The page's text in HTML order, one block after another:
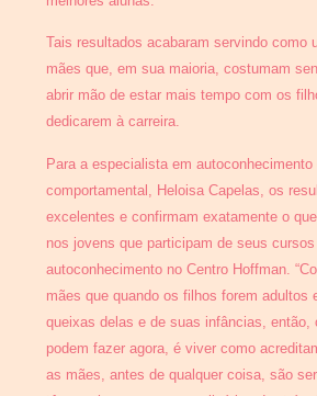
Tais resultados acabaram servindo como
mães que, em sua maioria, costumam
abrir mão de estar mais tempo com os
dedicarem à carreira.
Para a especialista em
comportamental, Heloisa Capelas, os
excelentes e confirmam exatamente o
nos jovens que participam de seus
autoconhecimento no Centro Hoffman.
mães que quando os filhos forem adultos
queixas delas e de suas infâncias, então,
podem fazer agora, é viver como
as mães, antes de qualquer coisa, são